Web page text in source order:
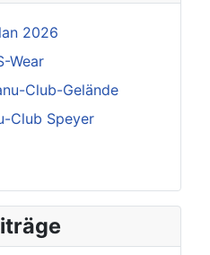
2026
Wear
Club-Gelände
Club Speyer